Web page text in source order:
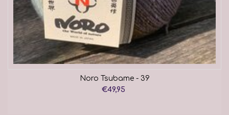
Noro Tsubame - 39
€49,95